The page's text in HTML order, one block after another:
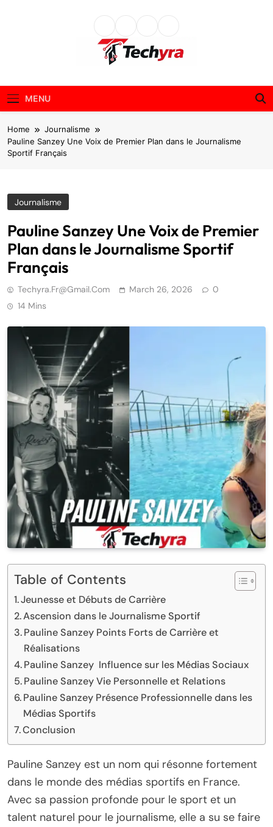
techyra.fr
MENU
Home
Journalisme
Pauline Sanzey Une Voix de Premier Plan dans le Journalisme
Sportif Français
Journalisme
Pauline Sanzey Une Voix de Premier
Plan dans le Journalisme Sportif
Français
Techyra.fr@gmail.com March 26, 2026
0
14 Mins
Table of Contents
Jeunesse et Débuts de Carrière
Ascension dans le Journalisme Sportif
Pauline Sanzey Points Forts de Carrière et
Réalisations
Pauline Sanzey Influence sur les Médias Sociaux
Pauline Sanzey Vie Personnelle et Relations
Pauline Sanzey Présence Professionnelle dans les
Médias Sportifs
Conclusion
Pauline Sanzey est un nom qui résonne fortement
dans le monde des médias sportifs en France.
Avec sa passion profonde pour le sport et un
talent naturel pour le journalisme, elle a su se faire